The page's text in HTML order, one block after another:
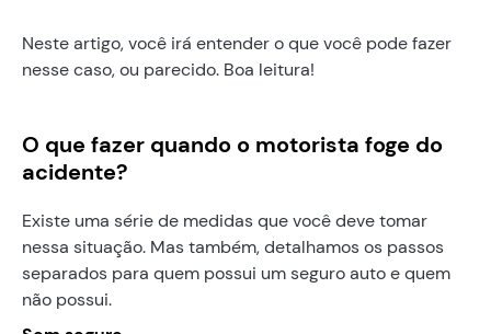
Neste artigo, você irá entender o que você pode fazer
nesse caso, ou parecido. Boa leitura!
O que fazer quando o motorista foge do
acidente?
Existe uma série de medidas que você deve tomar
nessa situação. Mas também, detalhamos os passos
separados para quem possui um seguro auto e quem
não possui.